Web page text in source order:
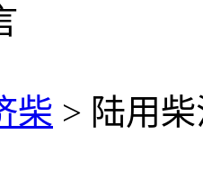
柴 > 陆用